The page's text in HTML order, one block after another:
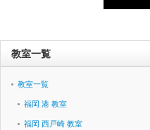
教室一覧
教室一覧
福岡 港 教室
福岡 西戸崎 教室